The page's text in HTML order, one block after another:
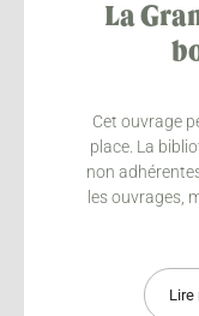
La
Cet ouvrage
place. La
non
les ouvrages,
Lire